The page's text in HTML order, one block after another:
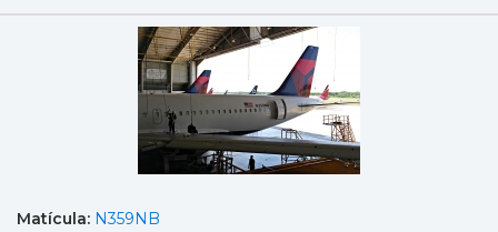
Matícula: N359NB